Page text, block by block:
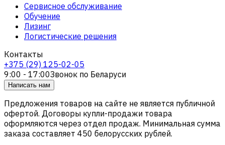
Сервисное обслуживание
Обучение
Лизинг
Логистические решения
Контакты
+375 (29) 125-02-05
9:00 - 17:00Звонок по Беларуси
Написать нам
Предложения товаров на сайте не является публичной
офертой. Договоры купли-продажи товара
оформляются через отдел продаж. Минимальная сумма
заказа составляет 450 белорусских рублей.